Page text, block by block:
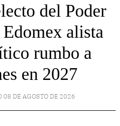
del Poder
alista
rumbo a
en 2027
08 DE AGOSTO DE 2026